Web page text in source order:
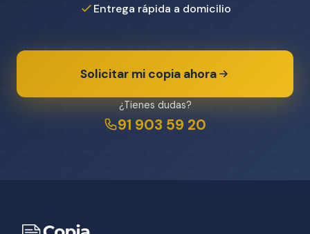
Entrega rápida a domicilio
Solicitar mi copia ahora
¿Tienes dudas?
91 903 59 20